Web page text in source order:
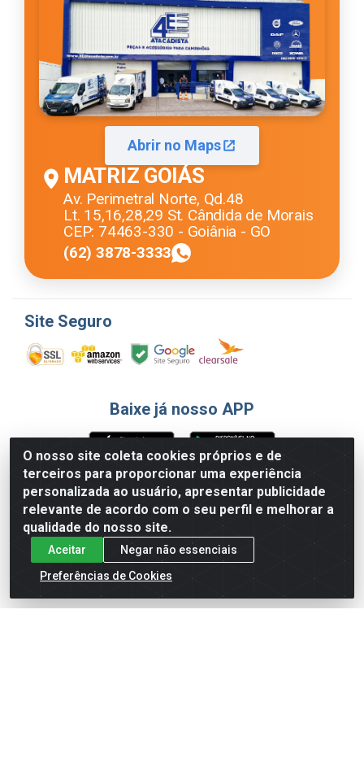
O nosso site coleta cookies próprios e de
terceiros para proporcionar uma experiência
personalizada ao usuário, apresentar publicidade
relevante de acordo com o seu perfil e melhorar a
qualidade do nosso site.
Aceitar
Negar não essenciais
Preferências de Cookies
Abrir no Maps
MATRIZ GOIÁS
Av. Perimetral Norte, Qd.48
Lt. 15,16,28,29 St. Cândida de Morais
CEP: 74463-330 - Goiânia - GO
(62) 3878-3333
Site Seguro
Baixe já nosso APP
Formas de Pagamento